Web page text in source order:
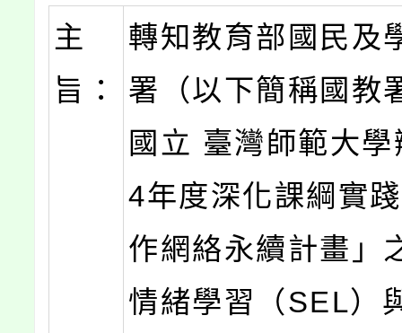
主
旨：
轉知教育部國民及
署（以下簡稱國教
國立 臺灣師範大
4年度深化課綱實
作網絡永續計畫」
情緒學習（SEL）